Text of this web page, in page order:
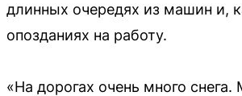
длинных очередях из машин и,
опозданиях на работу.
«На дорогах очень много